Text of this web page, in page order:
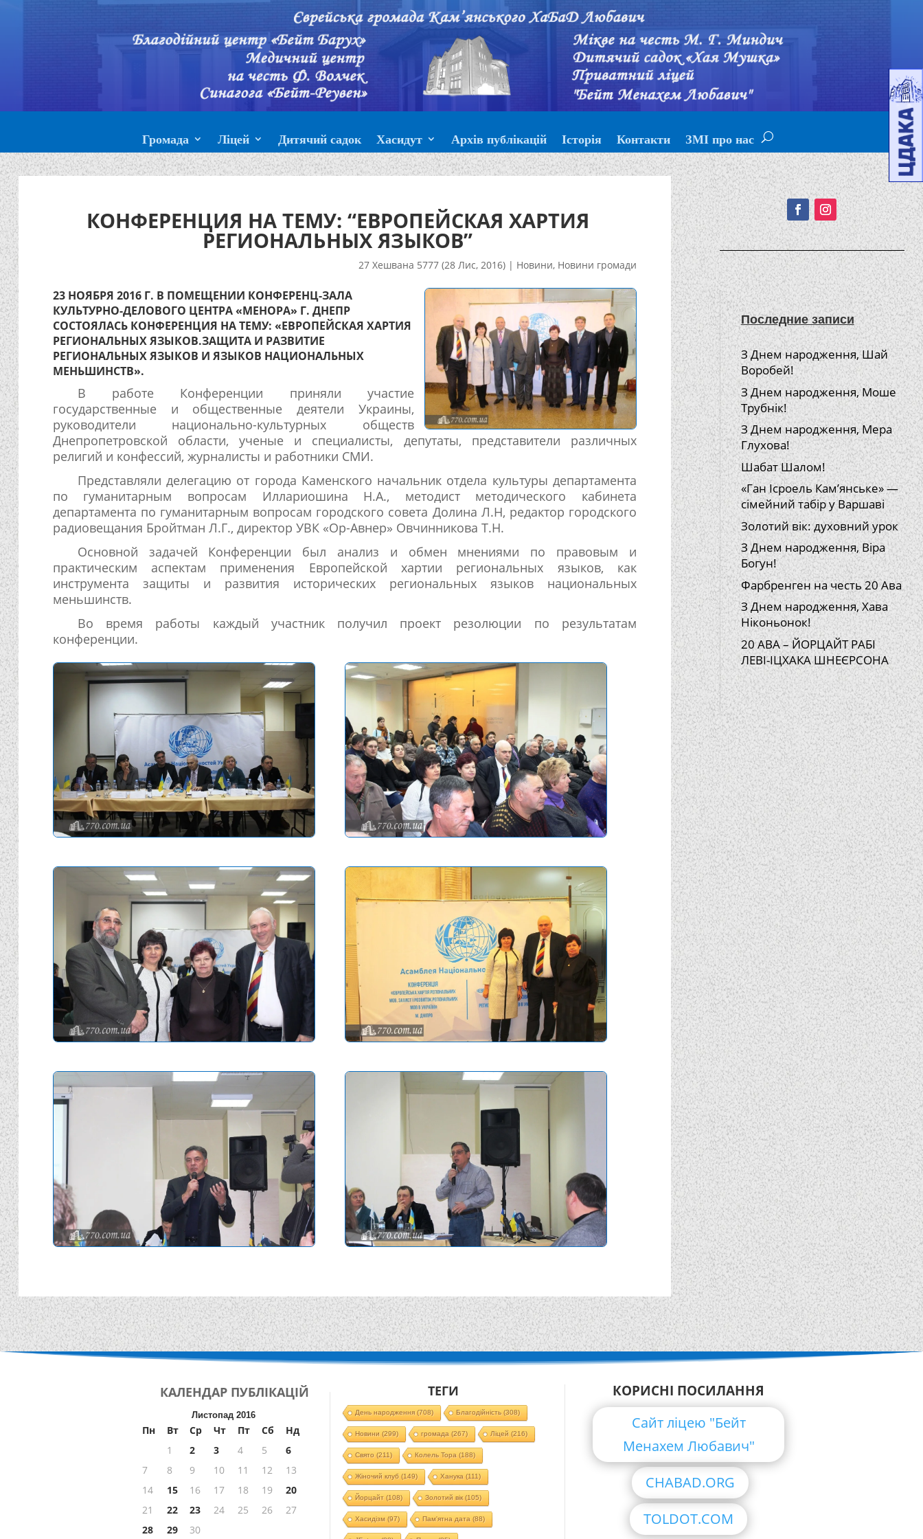
Громада Ліцей Дитячий садок Хасидут Архів публікацій Історія Контакти ЗМІ про нас
КОНФЕРЕНЦИЯ НА ТЕМУ: “ЕВРОПЕЙСКАЯ ХАРТИЯ
РЕГИОНАЛЬНЫХ ЯЗЫКОВ”
27 Хешвана 5777 (28 Лис, 2016)| Новини, Новини громади
23 НОЯБРЯ 2016 Г. В ПОМЕЩЕНИИ КОНФЕРЕНЦ-ЗАЛА
КУЛЬТУРНО-ДЕЛОВОГО ЦЕНТРА «МЕНОРА» Г. ДНЕПР
СОСТОЯЛАСЬ КОНФЕРЕНЦИЯ НА ТЕМУ: «ЕВРОПЕЙСКАЯ ХАРТИЯ
РЕГИОНАЛЬНЫХ ЯЗЫКОВ.ЗАЩИТА И РАЗВИТИЕ
РЕГИОНАЛЬНЫХ ЯЗЫКОВ И ЯЗЫКОВ НАЦИОНАЛЬНЫХ
МЕНЬШИНСТВ».
В работе Конференции приняли участие
государственные и общественные деятели Украины,
руководители национально-культурных обществ
Днепропетровской области, ученые и специалисты, депутаты, представители различных
религий и конфессий, журналисты и работники СМИ.
Представляли делегацию от города Каменского начальник отдела культуры департамента
по гуманитарным вопросам Иллариошина Н.А., методист методического кабинета
департамента по гуманитарным вопросам городского совета Долина Л.Н, редактор городского
радиовещания Бройтман Л.Г., директор УВК «Ор-Авнер» Овчинникова Т.Н.
Основной задачей Конференции был анализ и обмен мнениями по правовым и
практическим аспектам применения Европейской хартии региональных языков, как
инструмента защиты и развития исторических региональных языков национальных
меньшинств.
Во время работы каждый участник получил проект резолюции по результатам
конференции.
Подписывайтесь!
Последние записи
З Днем народження, Шай
Воробей!
З Днем народження, Моше
Трубнік!
З Днем народження, Мера
Глухова!
Шабат Шалом!
«Ган Ісроель Кам’янське» —
сімейний табір у Варшаві
Золотий вік: духовний урок
З Днем народження, Віра
Богун!
Фарбренген на честь 20 Ава
З Днем народження, Хава
Ніконьонок!
20 АВА – ЙОРЦАЙТ РАБІ
ЛЕВІ-ІЦХАКА ШНЕЄРСОНА
КАЛЕНДАР ПУБЛІКАЦІЙ
Листопад 2016
Пн Вт Ср Чт Пт Сб
Нд
1
2 3 4 5
6
7
8 9 10 11 12
13
14
15 16 17 18 19
20
21
22 23 24 25 26
27
28
29 30
ТЕГИ
День народження(708) Благодійність(308)
Новини (299) громада (267) Ліцей (216)
Свято (211) Колель Тора (188)
Жіночий клуб (149) Ханука (111)
Йорцайт (108) Золотий вік(105)
Хасидізм (97) Пам'ятна дата (88)
КОРИСНІ ПОСИЛАННЯ
Сайт ліцею "Бейт
Менахем Любавич"
CHABAD.ORG
TOLDOT.COM